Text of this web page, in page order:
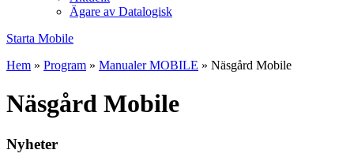
Ägare av Datalogisk
Starta Mobile
Hem » Program » Manualer MOBILE » Näsgård Mobile
Näsgård Mobile
Nyheter